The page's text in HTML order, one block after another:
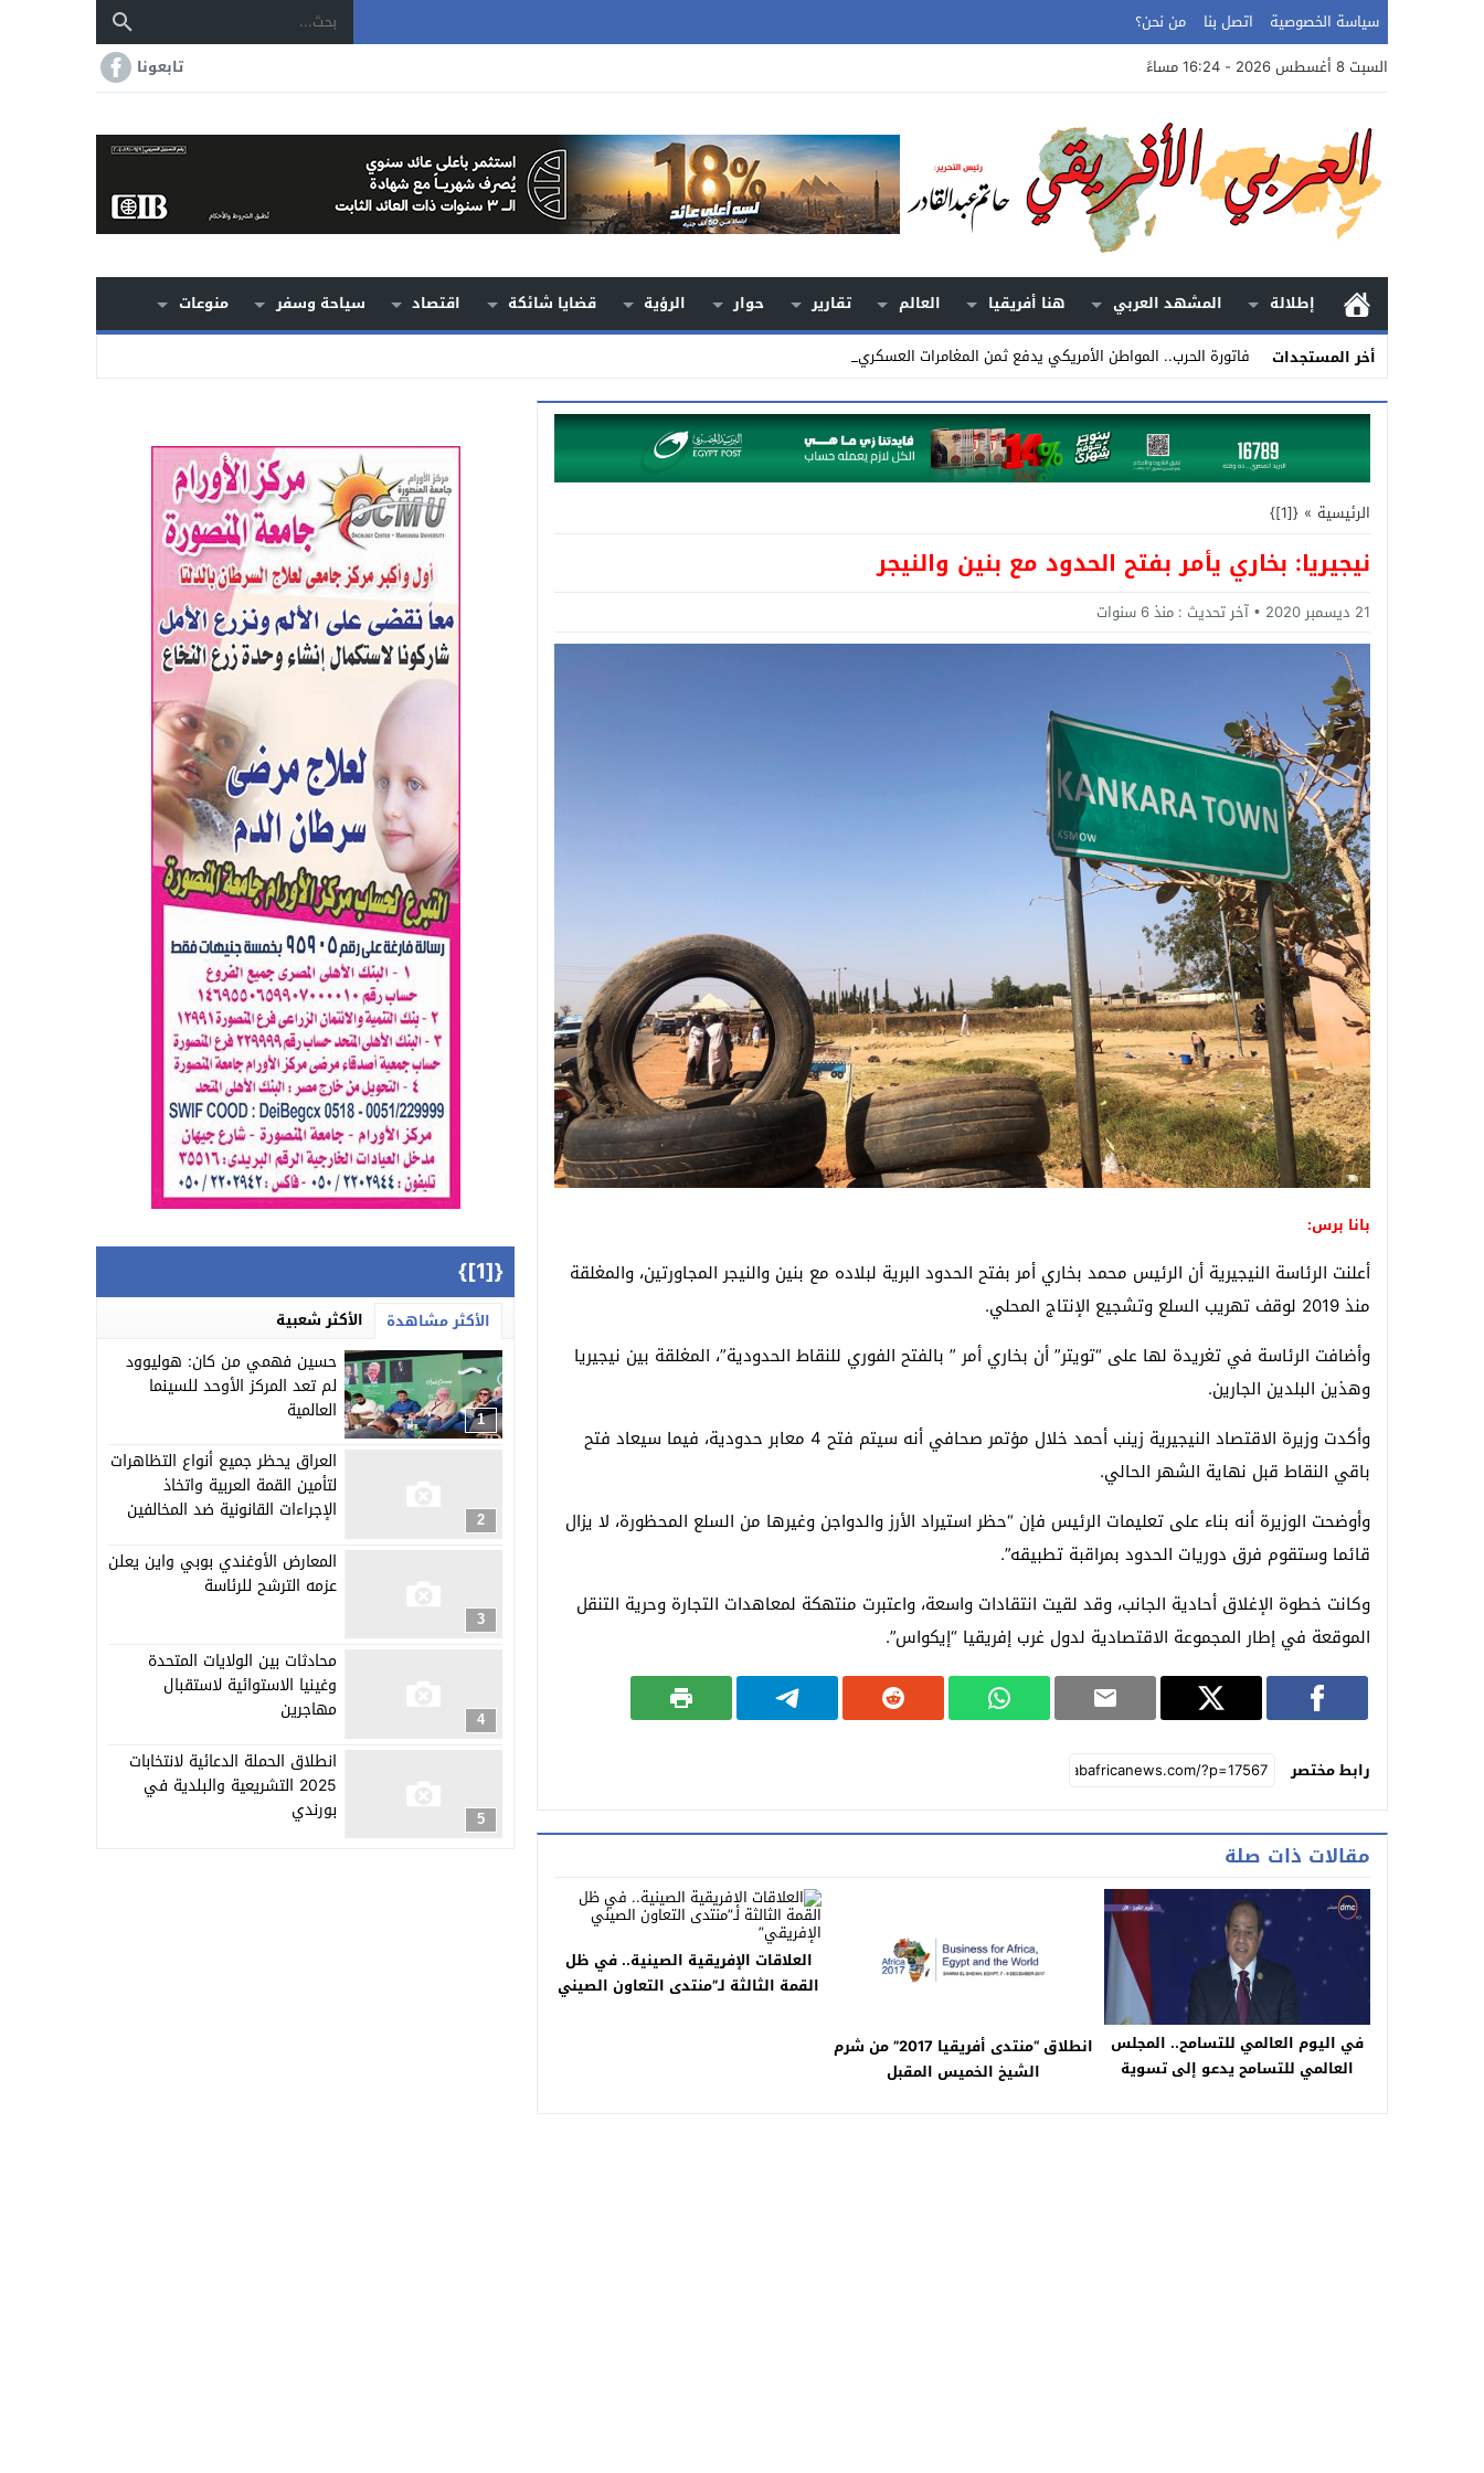
سياسة الخصوصية اتصل بنا
من نحن؟
السبت 8 أغسطس 2026 - 16:24 مساءً
تابعونا
إطلالة المشهد العربي هنا أفريقيا العالم تقارير حوار الرؤية قضايا شائكة اقتصاد سياحة وسفر
منوعات
أخر المستجدات
فاتورة الحرب.. المواطن الأمريكي يدفع ثمن المغامرات العسكرية من لقمة _
Stop
Previous
Next
الرئيسية »
{[1]}
نيجيريا: بخاري يأمر بفتح الحدود مع بنين والنيجر
21 ديسمبر 2020 آخر تحديث : منذ 6 سنوات
بانا برس:
أعلنت الرئاسة النيجيرية أن الرئيس محمد بخاري أمر بفتح الحدود البرية لبلاده مع بنين والنيجر المجاورتين، والمغلقة
منذ 2019 لوقف تهريب السلع وتشجيع الإنتاج المحلي.
وأضافت الرئاسة في تغريدة لها على “تويتر” أن بخاري أمر ” بالفتح الفوري للنقاط الحدودية”، المغلقة بين نيجيريا
وهذين البلدين الجارين.
وأكدت وزيرة الاقتصاد النيجيرية زينب أحمد خلال مؤتمر صحافي أنه سيتم فتح 4 معابر حدودية، فيما سيعاد فتح
باقي النقاط قبل نهاية الشهر الحالي.
وأوضحت الوزيرة أنه بناء على تعليمات الرئيس فإن “حظر استيراد الأرز والدواجن وغيرها من السلع المحظورة، لا يزال
قائما وستقوم فرق دوريات الحدود بمراقبة تطبيقه”.
وكانت خطوة الإغلاق أحادية الجانب، وقد لقيت انتقادات واسعة، واعتبرت منتهكة لمعاهدات التجارة وحرية التنقل
الموقعة في إطار المجموعة الاقتصادية لدول غرب إفريقيا “إيكواس”.
رابط مختصر
مقالات ذات صلة
في اليوم العالمي للتسامح.. المجلس
العالمي للتسامح يدعو إلى تسوية
انطلاق “منتدى أفريقيا 2017” من شرم
الشيخ الخميس المقبل
العلاقات الإفريقية الصينية.. في ظل
القمة الثالثة لـ”منتدى التعاون الصيني
{[1]}
الأكثر مشاهدة الأكثر شعبية
1
حسين فهمي من كان: هوليوود
لم تعد المركز الأوحد للسينما
العالمية
2
العراق يحظر جميع أنواع التظاهرات
لتأمين القمة العربية واتخاذ
الإجراءات القانونية ضد المخالفين
3
المعارض الأوغندي بوبي واين يعلن
عزمه الترشح للرئاسة
4
محادثات بين الولايات المتحدة
وغينيا الاستوائية لاستقبال
مهاجرين
5
انطلاق الحملة الدعائية لانتخابات
2025 التشريعية والبلدية في
بورندي